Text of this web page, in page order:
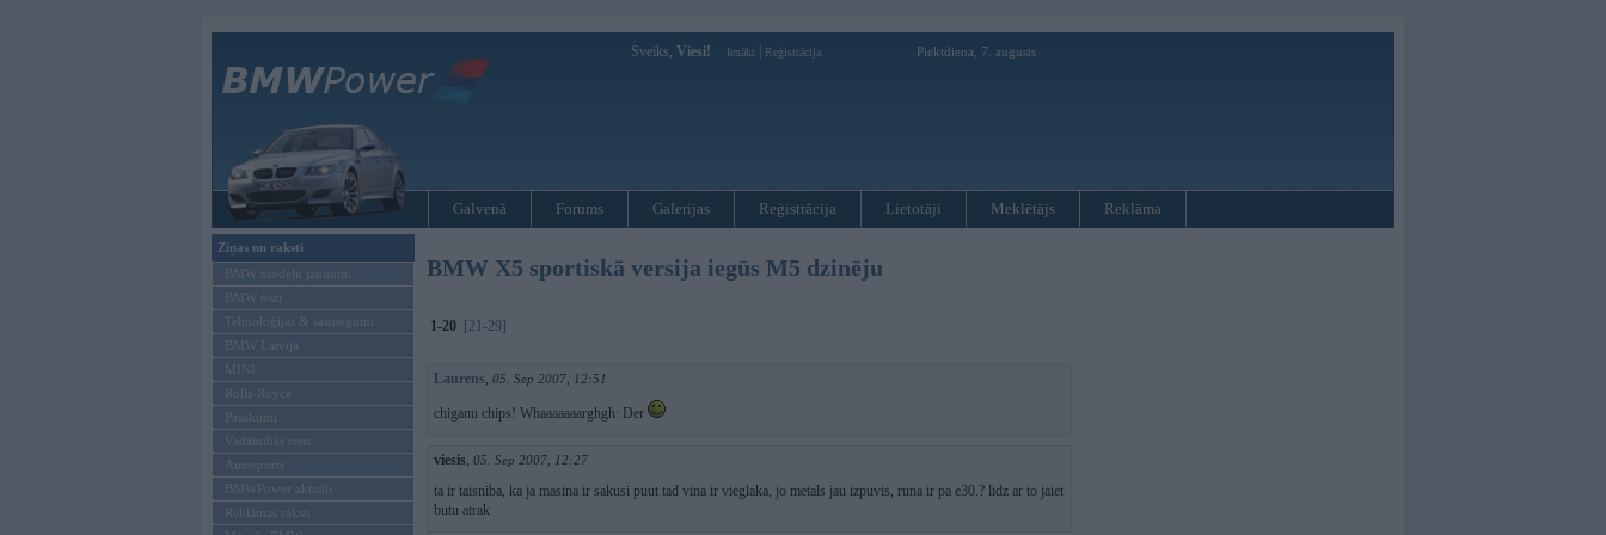
Sveiks, Viesi! Ienākt Reģistrācija Piektdiena, 7. augusts
Galvenā Forums Galerijas Reģistrācija Lietotāji Meklētājs Reklāma
Ziņas un raksti
BMW modeļu jaunumi
BMW testi
Tehnoloģijas & sasniegumi
BMW Latvijā
MINI
Rolls-Royce
Pasākumi
Vadāmības tests
Autosports
BMWPower aktuāli
Reklāmas raksti
BMW X5 sportiskā versija iegūs M5 dzinēju
1-20 [21-29]
Laurens, 05. Sep 2007, 12:51
chiganu chips! Whaaaaaaarghgh: Der
viesis, 05. Sep 2007, 12:27
ta ir taisniba, ka ja masina ir sakusi puut tad vina ir vieglaka, jo metals jau izpuvis, runa ir pa e30.? lidz ar to jaiet
butu atrak